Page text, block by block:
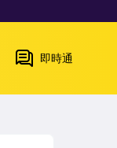
即時通